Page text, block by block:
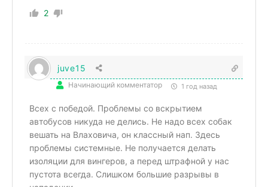
2
juve15
Начинающий комментатор 1 год назад
Всех с победой. Проблемы со вскрытием
автобусов никуда не делись. Не надо всех собак
вешать на Влаховича, он классный нап. Здесь
проблемы системные. Не получается делать
изоляции для вингеров, а перед штрафной у нас
пустота всегда. Слишком большие разрывы в